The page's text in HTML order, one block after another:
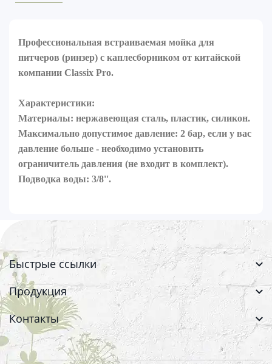
Профессиональная встраиваемая мойка для
питчеров (ринзер) с каплесборником от китайской
компании Classix Pro.
Характеристики:
Материалы: нержавеющая сталь, пластик, силикон.
Максимально допустимое давление: 2 бар, если у вас
давление больше - необходимо установить
ограничитель давления (не входит в комплект).
Подводка воды: 3/8''.
Быстрые ссылки
Продукция
Контакты